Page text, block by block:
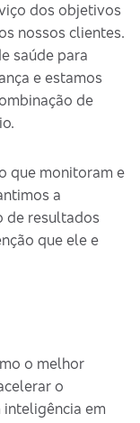
dos objetivos
nossos clientes.
saúde para
e estamos
de
que monitoram e
a
de resultados
que ele e
o melhor
o
em